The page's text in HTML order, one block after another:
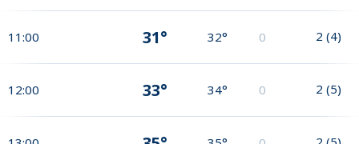
11:00 31° 32° 0 2 (4)
12:00 33° 34° 0 2 (5)